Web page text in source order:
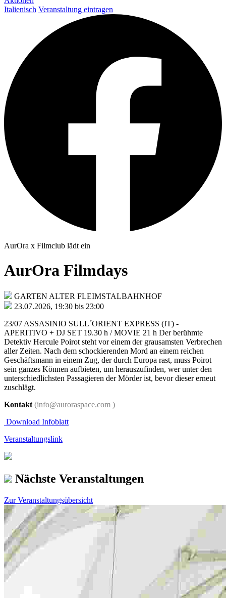
Italienisch Veranstaltung eintragen
AurOra x Filmclub lädt ein
AurOra Filmdays
GARTEN ALTER FLEIMSTALBAHNHOF
23.07.2026, 19:30 bis 23:00
23/07 ASSASINIO SULL´ORIENT EXPRESS (IT) -
APERITIVO + DJ SET 19.30 h / MOVIE 21 h Der berühmte
Detektiv Hercule Poirot steht vor einem der grausamsten Verbrechen
aller Zeiten. Nach dem schockierenden Mord an einem reichen
Geschäftsmann in einem Zug, der durch Europa rast, muss Poirot
sein ganzes Können aufbieten, um herauszufinden, wer unter den
unterschiedlichsten Passagieren der Mörder ist, bevor dieser erneut
zuschlägt.
Kontakt (info@auroraspace.com )
Download Infoblatt
Veranstaltungslink
Nächste Veranstaltungen
Zur Veranstaltungsübersicht